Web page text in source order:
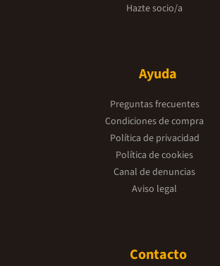
Hazte socio/a
Ayuda
Preguntas frecuentes
Condiciones de compra
Política de privacidad
Política de cookies
Canal de denuncias
Aviso legal
Contacto